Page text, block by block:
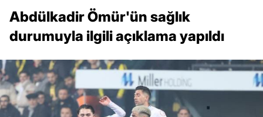
Abdülkadir Ömür'ün sağlık
durumuyla ilgili açıklama yapıldı